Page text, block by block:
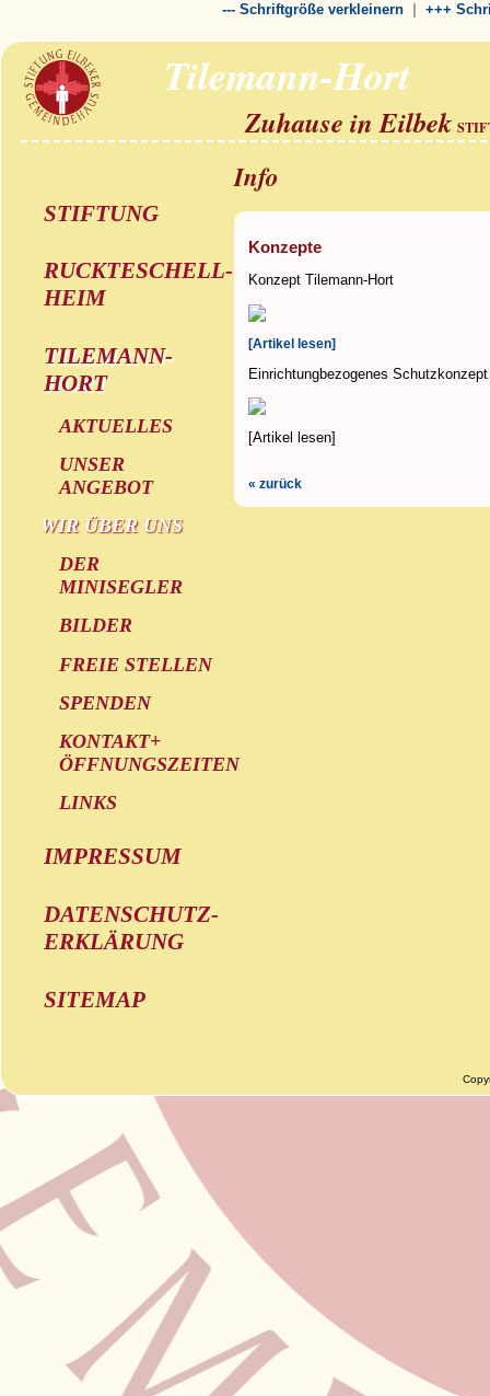
--- Schriftgröße verkleinern | +++
Tilemann-Hort
Zuhause in Eilbek
STIFTUNG
RUCKTESCHELL-
HEIM
TILEMANN-
HORT
AKTUELLES
UNSER
ANGEBOT
WIR ÜBER UNS
DER
MINISEGLER
BILDER
FREIE STELLEN
SPENDEN
KONTAKT+
ÖFFNUNGSZEITEN
LINKS
IMPRESSUM
DATENSCHUTZ-
ERKLÄRUNG
SITEMAP
Info
Konzepte
Konzept Tilemann-Hort
[Artikel lesen]
Einrichtungbezogenes Schutzkonzept
[Artikel lesen]
« zurück